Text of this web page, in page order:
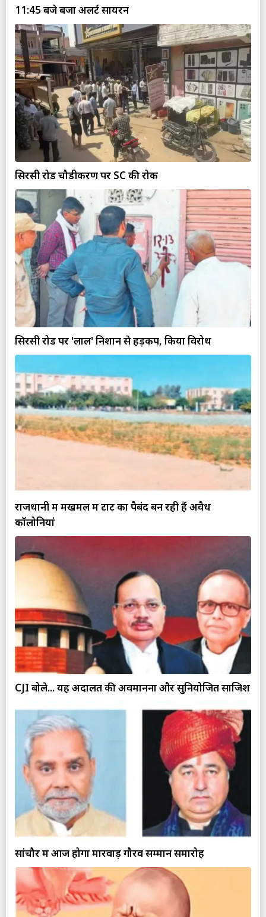
11:45 बजे बजा अलर्ट सायरन
सिरसी रोड चौडीकरण पर SC की रोक
सिरसी रोड पर 'लाल' निशान से हड़कप, किया विरोध
राजधानी में मखमल में टाट का पैबंद बन रही हैं अवैध
कॉलोनियां
CJI बोले... यह अदालत की अवमानना और सुनियोजित साजिश
सांचौर में आज होगा मारवाड़ गौरव सम्मान समारोह